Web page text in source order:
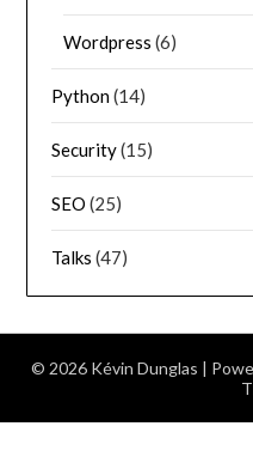
Wordpress (6)
Python(14)
Security(15)
SEO (25)
Talks (47)
© 2026 Kévin Dunglas |